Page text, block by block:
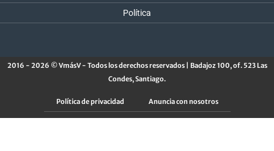
Política
2016 - 2026 © VmásV - Todos los derechos reservados | Badajoz 100, of. 523 Las
Condes, Santiago.
Política de privacidad Anuncia con nosotros